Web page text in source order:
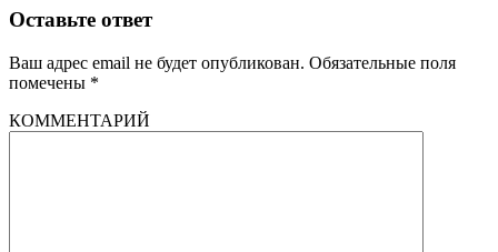
Оставьте ответ
Ваш адрес email не будет опубликован. Обязательные поля
помечены *
КОММЕНТАРИЙ